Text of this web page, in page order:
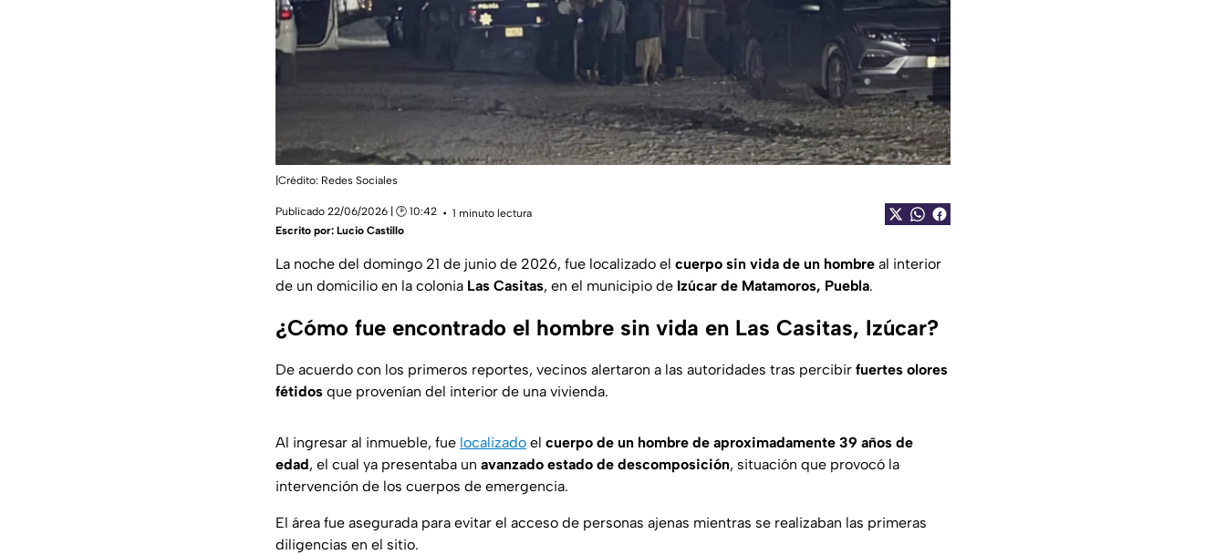
|Crédito: Redes Sociales
Publicado 22/06/2026 | 🕑 10:42
1 minuto lectura
Escrito por: Lucio Castillo
La noche del domingo 21 de junio de 2026, fue localizado el cuerpo sin vida de un hombre al interior
de un domicilio en la colonia Las Casitas, en el municipio de Izúcar de Matamoros, Puebla.
¿Cómo fue encontrado el hombre sin vida en Las Casitas, Izúcar?
De acuerdo con los primeros reportes, vecinos alertaron a las autoridades tras percibir fuertes olores
fétidos que provenían del interior de una vivienda.
Al ingresar al inmueble, fue localizado el cuerpo de un hombre de aproximadamente 39 años de
edad, el cual ya presentaba un avanzado estado de descomposición, situación que provocó la
intervención de los cuerpos de emergencia.
El área fue asegurada para evitar el acceso de personas ajenas mientras se realizaban las primeras
diligencias en el sitio.